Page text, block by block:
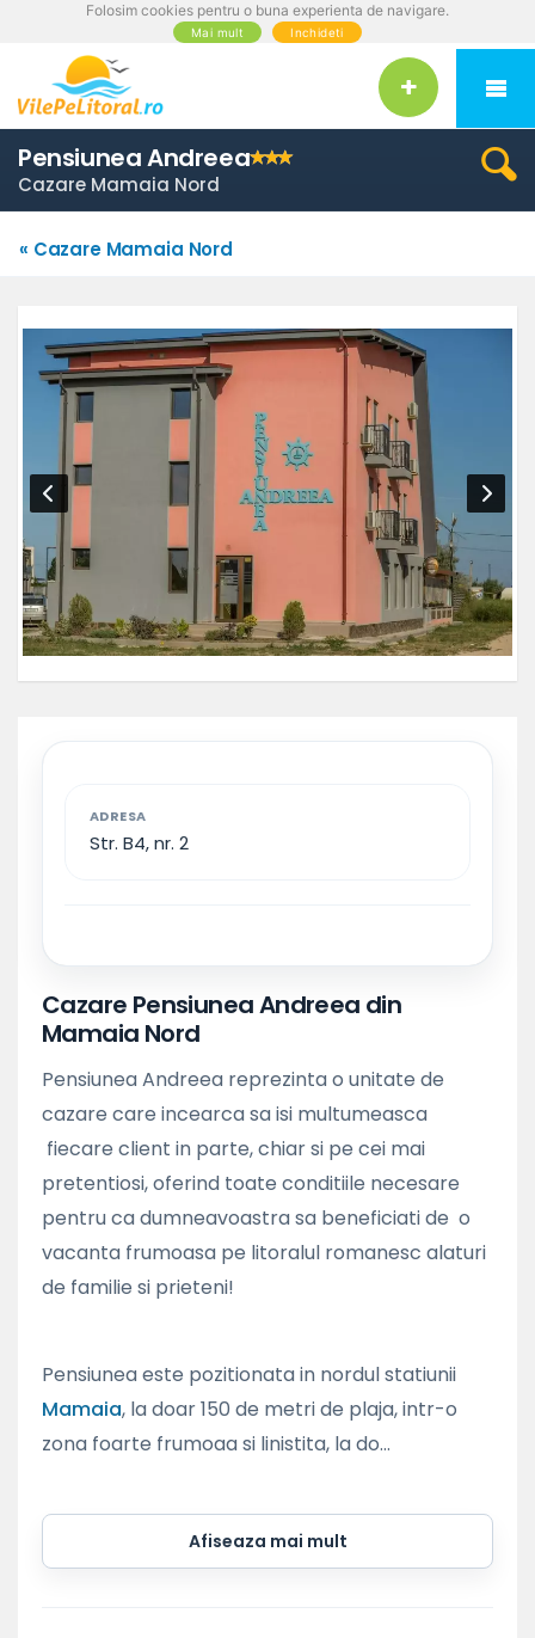
Folosim cookies pentru o buna experienta de navigare.
Mai mult Inchideti
Pensiunea Andreea
Cazare Mamaia Nord
« Cazare Mamaia Nord
ADRESA
Str. B4, nr. 2
Cazare Pensiunea Andreea din
Mamaia Nord
Pensiunea Andreea reprezinta o unitate de
cazare care incearca sa isi multumeasca
fiecare client in parte, chiar si pe cei mai
pretentiosi, oferind toate conditiile necesare
pentru ca dumneavoastra sa beneficiati de o
vacanta frumoasa pe litoralul romanesc alaturi
de familie si prieteni!
Pensiunea este pozitionata in nordul statiunii
Mamaia, la doar 150 de metri de plaja, intr-o
zona foarte frumoaa si linistita, la do...
Afiseaza mai mult